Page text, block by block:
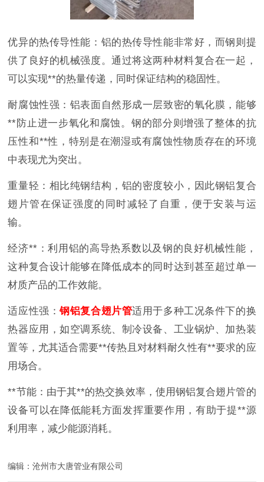
优异的热传导性能：铝的热传导性能非常好，而钢则提
供了良好的机械强度。通过将这两种材料复合在一起，
可以实现**的热量传递，同时保证结构的稳固性。
耐腐蚀性强：铝表面自然形成一层致密的氧化膜，能够
**防止进一步氧化和腐蚀。钢的部分则增强了整体的抗
压性和**性，特别是在潮湿或有腐蚀性物质存在的环境
中表现尤为突出。
重量轻：相比纯钢结构，铝的密度较小，因此钢铝复合
翅片管在保证强度的同时减轻了自重，便于安装与运
输。
经济**：利用铝的高导热系数以及钢的良好机械性能，
这种复合设计能够在降低成本的同时达到甚至超过单一
材质产品的工作效能。
适应性强：钢铝复合翅片管适用于多种工况条件下的换
热器应用，如空调系统、制冷设备、工业锅炉、加热装
置等，尤其适合需要**传热且对材料耐久性有**要求的应
用场合。
**节能：由于其**的热交换效率，使用钢铝复合翅片管的
设备可以在降低能耗方面发挥重要作用，有助于提**源
利用率，减少能源消耗。
编辑：沧州市大唐管业有限公司